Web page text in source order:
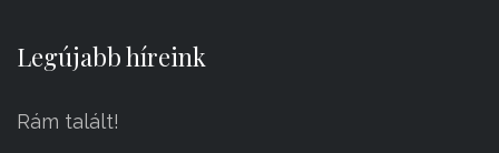
Legújabb híreink
Rám talált!